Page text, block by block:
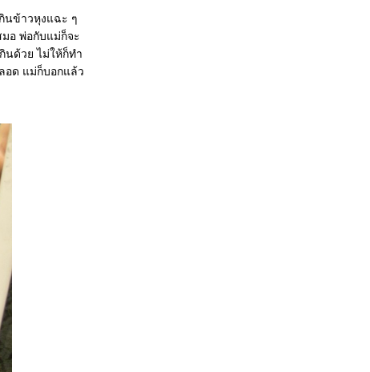
นข้าวหุงแฉะ ๆ
อ พ่อกับแม่ก็จะ
นด้วย ไม่ให้ก็ทำ
อด แม่ก็บอกแล้ว